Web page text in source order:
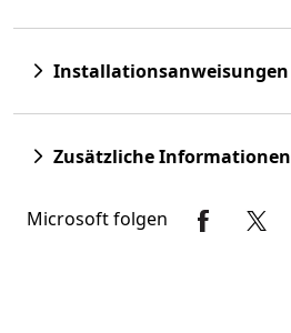
Installationsanweisungen
Zusätzliche Informationen
Microsoft folgen